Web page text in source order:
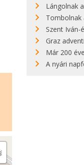
Lángolnak
Tombolnak
Szent
Graz
Már 200
A nyári napforduló